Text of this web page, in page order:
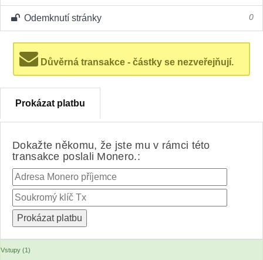
Odemknutí stránky 0
Důvěrná transakce - částky se nezveřejňují.
Prokázat platbu
Dokažte někomu, že jste mu v rámci této
transakce poslali Monero.:
Vstupy (1)